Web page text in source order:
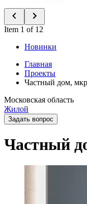
Item 1 of 12
Новинки
Главная
Проекты
Частный дом,
Московская область
Жилой
Задать вопрос
Частный